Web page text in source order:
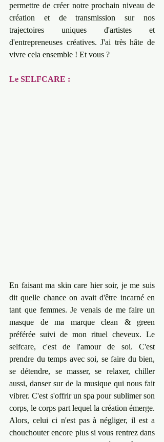
permettre de créer notre prochain niveau de
création et de transmission sur nos
trajectoires uniques d'artistes et
d'entrepreneuses créatives. J'ai très hâte de
vivre cela ensemble ! Et vous ?
Le SELFCARE :
En faisant ma skin care hier soir, je me suis
dit quelle chance on avait d'être incarné en
tant que femmes. Je venais de me faire un
masque de ma marque clean & green
préférée suivi de mon rituel cheveux. Le
selfcare, c'est de l'amour de soi. ﻿C'est
prendre du temps avec soi, se faire du bien,
se détendre, se masser, se relaxer, chiller
aussi, danser sur de la musique qui nous fait
vibrer. C'est s'offrir un spa pour sublimer son
corps, le corps part lequel la création émerge.
Alors, celui ci n'est pas à négliger, il est a
chouchouter encore plus si vous rentrez dans